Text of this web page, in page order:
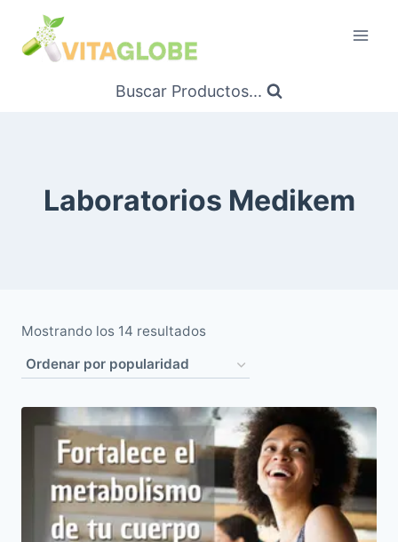
Contenido
Buscar Productos...
Laboratorios Medikem
Mostrando los 14 resultadosOrdenado
popularidad